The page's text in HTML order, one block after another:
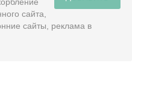
сайта,
сайты, реклама в